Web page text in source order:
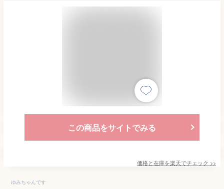
この商品をサイトでみる
価格と在庫を楽天でチェック >>
ゆみちゃんです